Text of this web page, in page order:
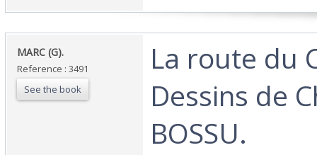
‎MARC (G).‎
Reference : 3491
See the book
‎La route du
Dessins de
BOSSU.‎